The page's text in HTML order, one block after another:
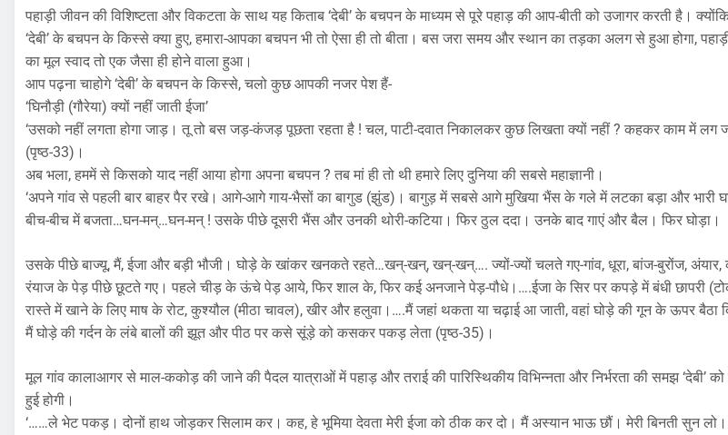
पहाड़ी जीवन की विशिष्टता और विकटता के साथ यह किताब ‘देबी’ के बचपन के माध्यम से पूरे पहाड़ की आप-बीती को उजागर करती है।
‘देबी’ के बचपन के किस्से क्या हुए, हमारा-आपका बचपन भी तो ऐसा ही तो बीता। बस जरा समय और स्थान का तड़का अलग से हुआ होगा,
का मूल स्वाद तो एक जैसा ही होने वाला हुआ।
आप पढ़ना चाहोगे ‘देबी’ के बचपन के किस्से, चलो कुछ आपकी नजर पेश हैं-
‘घिनौड़ी (गौरेया) क्यों नहीं जाती ईजा’
‘उसको नहीं लगता होगा जाड़। तू तो बस जड़-कंजड़ पूछता रहता है ! चल, पाटी-दवात निकालकर कुछ लिखता क्यों नहीं ? कहकर काम में लग
(पृष्ठ-33)।
अब भला, हममें से किसको याद नहीं आया होगा अपना बचपन ? तब मां ही तो थी हमारे लिए दुनिया की सबसे महाज्ञानी।
‘अपने गांव से पहली बार बाहर पैर रखे। आगे-आगे गाय-भैसों का बागुड (झुंड)। बागुड़ में सबसे आगे मुखिया भैंस के गले में लटका बड़ा और भारी
बीच-बीच में बजता…घन-मन्…घन-मन् ! उसके पीछे दूसरी भैंस और उनकी थोरी-कटिया। फिर ठुल ददा। उनके बाद गाएं और बैल। फिर घोड़ा।
उसके पीछे बाज्यू, मैं, ईजा और बड़ी भौजी। घोड़े के खांकर खनकते रहते…खन्-खन्, खन्-खन्…. ज्यों-ज्यों चलते गए-गांव, धूरा, बांज-बुरोंज,
रंयाज के पेड़ पीछे छूटते गए। पहले चीड़ के ऊंचे पेड़ आये, फिर शाल के, फिर कई अनजाने पेड़-पौधे।….ईजा के सिर पर कपड़े में बंधी छापरी
रास्ते में खाने के लिए माष के रोट, कुश्यौल (मीठा चावल), खीर और हलुवा।….मैं जहां थकता या चढ़ाई आ जाती, वहां घोड़े की गून के ऊपर बैठा
मैं घोड़े की गर्दन के लंबे बालों की झूत और पीठ पर कसे सूंड़े को कसकर पकड़ लेता (पृष्ठ-35)।
मूल गांव कालाआगर से माल-ककोड़ की जाने की पैदल यात्राओं में पहाड़ और तराई की पारिस्थिकीय विभिन्नता और निर्भरता की समझ ‘देबी’ को
हुई होगी।
‘……ले भेट पकड़। दोनों हाथ जोड़कर सिलाम कर। कह, हे भूमिया देवता मेरी ईजा को ठीक कर दो। मैं अस्यान भाऊ छौं। मेरी बिनती सुन